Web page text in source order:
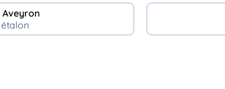
Aveyron
étalon